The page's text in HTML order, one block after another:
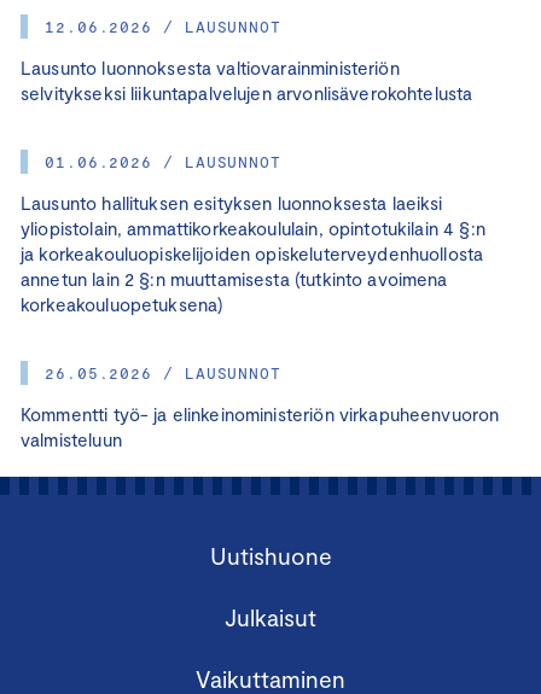
12.06.2026 / LAUSUNNOT
Lausunto luonnoksesta valtiovarainministeriön
selvitykseksi liikuntapalvelujen arvonlisäverokohtelusta
01.06.2026 / LAUSUNNOT
Lausunto hallituksen esityksen luonnoksesta laeiksi
yliopistolain, ammattikorkeakoululain, opintotukilain 4 §:n
ja korkeakouluopiskelijoiden opiskeluterveydenhuollosta
annetun lain 2 §:n muuttamisesta (tutkinto avoimena
korkeakouluopetuksena)
26.05.2026 / LAUSUNNOT
Kommentti työ- ja elinkeinoministeriön virkapuheenvuoron
valmisteluun
Uutishuone
Julkaisut
Vaikuttaminen